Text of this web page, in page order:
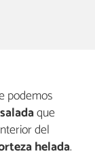
podemos
que
del
helada.